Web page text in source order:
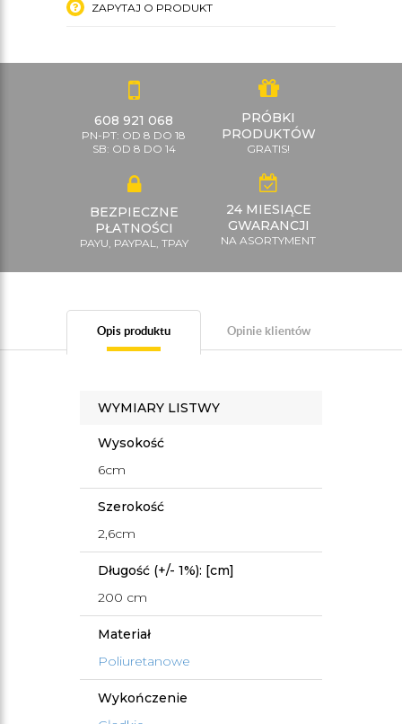
ZAPYTAJ O PRODUKT
608 921 068
PN-PT: OD 8 DO 18
SB: OD 8 DO 14
PRÓBKI
PRODUKTÓW
GRATIS!
BEZPIECZNE
PŁATNOŚCI
PAYU, PAYPAL, TPAY
24 MIESIĄCE
GWARANCJI
NA ASORTYMENT
Opis produktu Opinie klientów
WYMIARY LISTWY
Wysokość
6cm
Szerokość
2,6cm
Długość (+/- 1%): [cm]
200 cm
Materiał
Poliuretanowe
Wykończenie